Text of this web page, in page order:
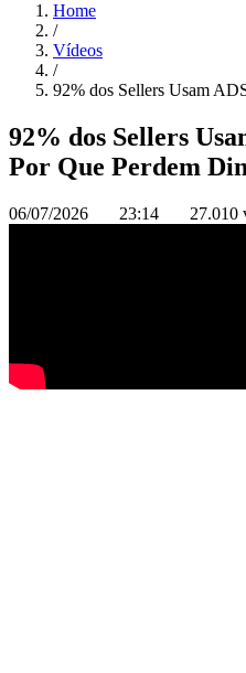
Home
/
Vídeos
/
92% dos Sellers Usam
92% dos Sellers
Por Que Perdem
06/07/2026 23:14 27.010